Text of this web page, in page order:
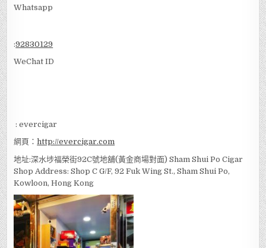
Whatsapp
:92830129
WeChat ID
: evercigar
網頁：http://evercigar.com
地址:深水埗福榮街92C號地舖(黃金商場對面) Sham Shui Po Cigar
Shop Address: Shop C G/F, 92 Fuk Wing St., Sham Shui Po,
Kowloon, Hong Kong